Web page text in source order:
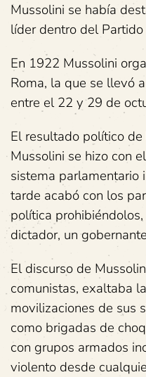
Mussolini se había
líder dentro del
En 1922 Mussolini
Roma, la que se llevó
entre el 22 y 29 de
El resultado político
Mussolini se hizo con
sistema parlamentario
tarde acabó con los
política
dictador, un
El discurso de
comunistas, exaltaba
movilizaciones de sus
como brigadas de
con grupos armados
violento desde